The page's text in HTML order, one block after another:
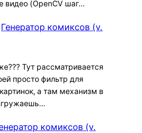
видео (OpenCV шаг…
Генератор комиксов (v.
Тут рассматривается
просто фильтр для
а там механизм в
комиксов (v.